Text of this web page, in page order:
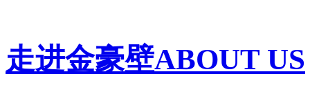
走进金豪壁ABOUT US